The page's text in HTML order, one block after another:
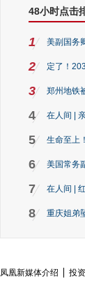
48小时点击
1 美副国务
2 定了！
3 郑州地铁
4 在人间 |
5 生命至上
6 美国常务
7 在人间 |
8 重庆姐弟
凤凰新媒体介绍 投